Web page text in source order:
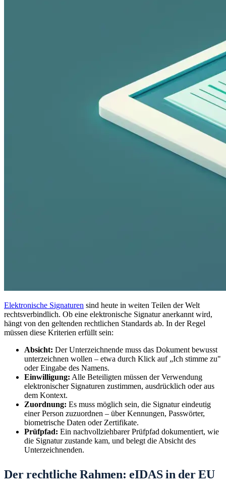
Elektronische Signaturen sind heute in weiten Teilen der Welt
rechtsverbindlich. Ob eine elektronische Signatur anerkannt wird,
hängt von den geltenden rechtlichen Standards ab. In der Regel
müssen diese Kriterien erfüllt sein:
Absicht: Der Unterzeichnende muss das Dokument bewusst
unterzeichnen wollen – etwa durch Klick auf „Ich stimme zu"
oder Eingabe des Namens.
Einwilligung: Alle Beteiligten müssen der Verwendung
elektronischer Signaturen zustimmen, ausdrücklich oder aus
dem Kontext.
Zuordnung: Es muss möglich sein, die Signatur eindeutig
einer Person zuzuordnen – über Kennungen, Passwörter,
biometrische Daten oder Zertifikate.
Prüfpfad: Ein nachvollziehbarer Prüfpfad dokumentiert, wie
die Signatur zustande kam, und belegt die Absicht des
Unterzeichnenden.
Der rechtliche Rahmen: eIDAS in der EU